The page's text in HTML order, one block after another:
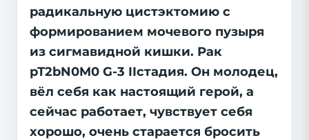
радикальную цистэктомию с
формированием мочевого пузыря
из сигмавидной кишки. Рак
рТ2bN0M0 G-3 IIстадия. Он молодец,
вёл себя как настоящий герой, а
сейчас работает, чувствует себя
хорошо, очень старается бросить